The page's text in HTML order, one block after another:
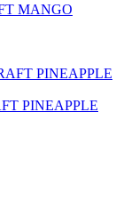
MANGO
PINEAPPLE